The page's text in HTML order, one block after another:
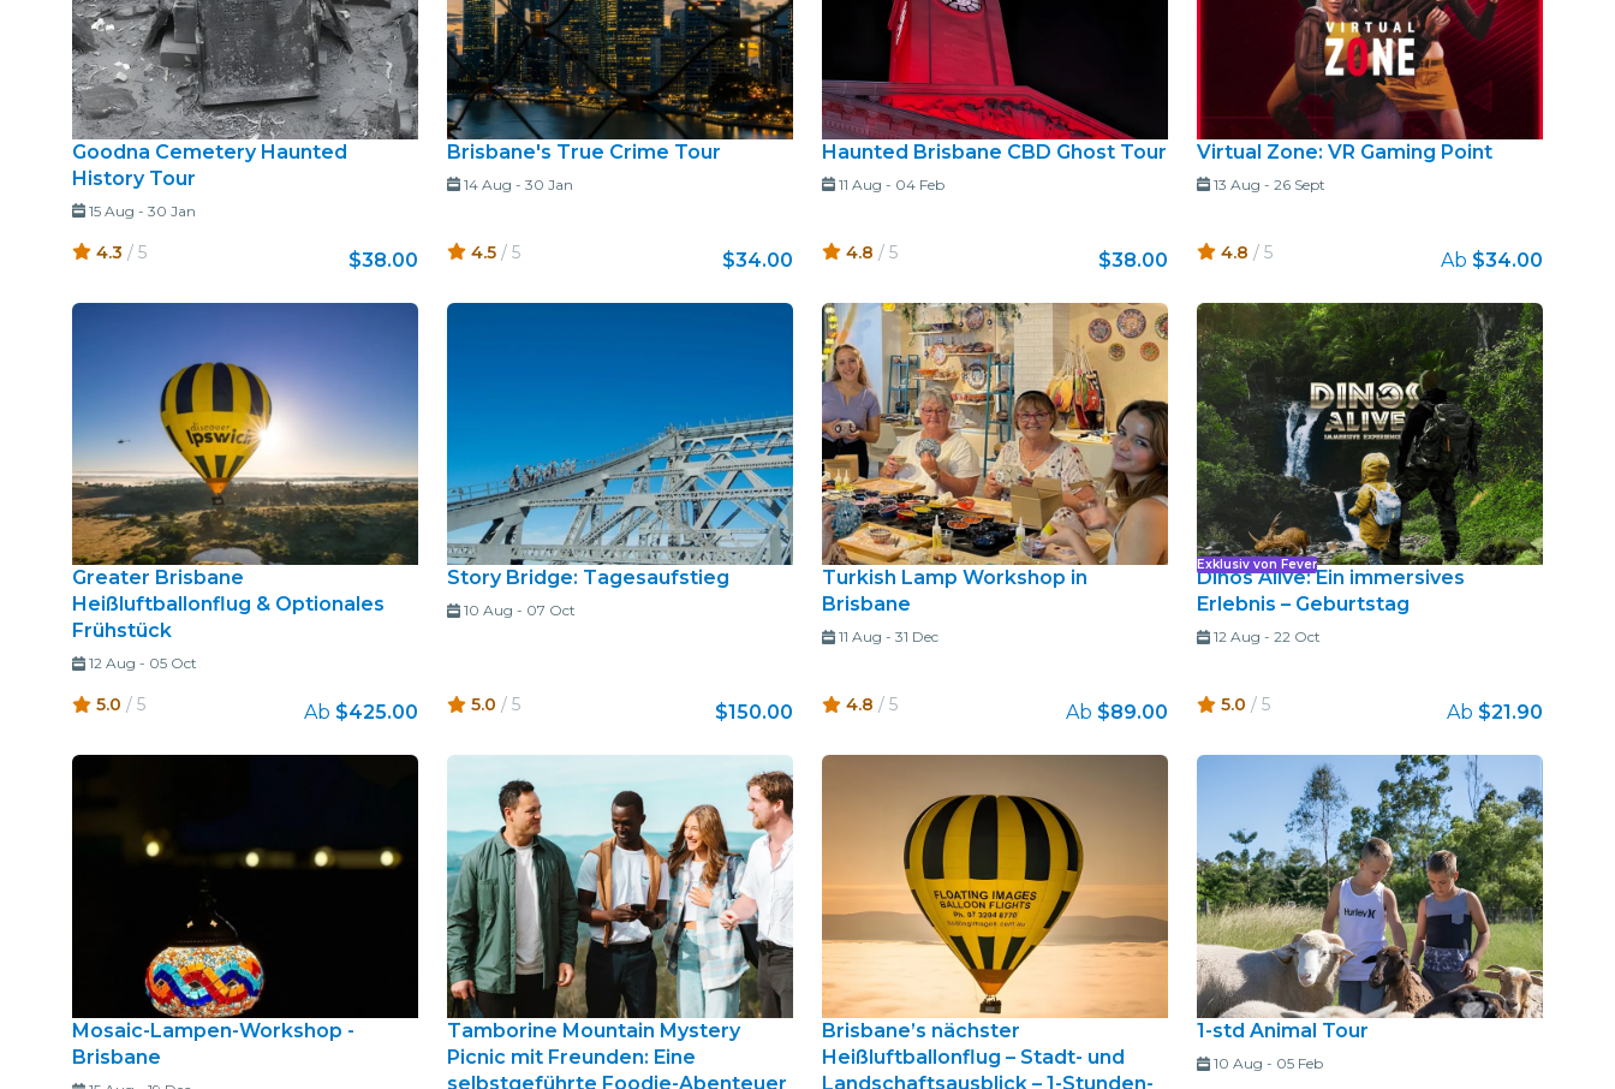
Goodna Cemetery Haunted
History Tour
15 Aug - 30 Jan
4.3 / 5 $38.00
Brisbane's True Crime Tour
14 Aug - 30 Jan
4.5 / 5 $34.00
Haunted Brisbane CBD Ghost Tour
11 Aug - 04 Feb
4.8 / 5 $38.00
Virtual Zone: VR Gaming Point
13 Aug - 26 Sept
4.8 / 5 Ab $34.00
Greater Brisbane
Heißluftballonflug & Optionales
Frühstück
12 Aug - 05 Oct
5.0 / 5 Ab $425.00
Story Bridge: Tagesaufstieg
10 Aug - 07 Oct
5.0 / 5 $150.00
Turkish Lamp Workshop in
Brisbane
11 Aug - 31 Dec
4.8 / 5 Ab $89.00
Exklusiv von Fever
Dinos Alive: Ein immersives
Erlebnis – Geburtstag
12 Aug - 22 Oct
5.0 / 5 Ab $21.90
Mosaic-Lampen-Workshop -
Brisbane
Tamborine Mountain Mystery
Picnic mit Freunden: Eine
selbstgeführte Foodie-Abenteuer
Brisbane’s nächster
Heißluftballonflug – Stadt- und
Landschaftsausblick – 1-Stunden-
1-std Animal Tour
10 Aug - 05 Feb